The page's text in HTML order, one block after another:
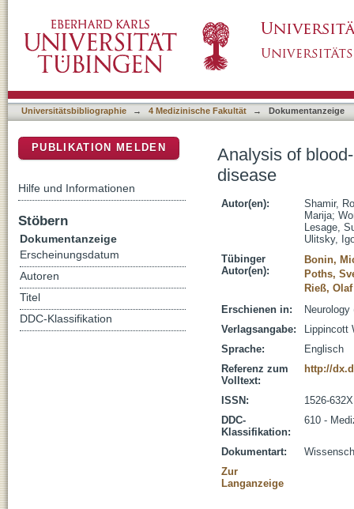
Universitätsbibliographie → 4 Medizinische Fakultät → Dokumentanzeige
Analysis of
disease
Autor(en):
Shamir,
Marija;
Lesage,
Ulitsky,
Tübinger
Autor(en):
Bonin,
Poths,
Rieß, Olaf
Erschienen in:
Verlagsangabe:
Lippincott
Sprache:
Englisch
Referenz zum
Volltext:
http://
ISSN:
1526-632X
DDC-
Klassifikation:
610 -
Dokumentart:
Zur
Langanzeige
PUBLIKATION MELDEN
Hilfe und Informationen
Stöbern
Dokumentanzeige
Erscheinungsdatum
Autoren
Titel
DDC-Klassifikation